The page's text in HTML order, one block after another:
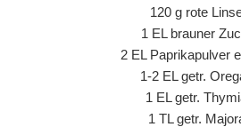
120 g rote
1 EL brauner
2 EL Paprikapulver
1-2 EL getr.
1 EL getr.
1 TL getr.